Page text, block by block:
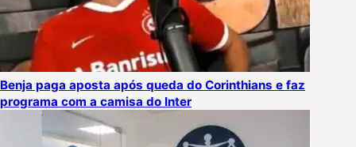
Benja paga aposta após queda do Corinthians e faz
programa com a camisa do Inter